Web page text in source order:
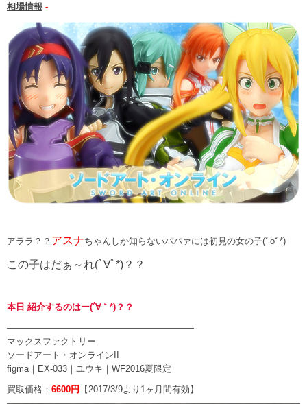
相場情報 -
アララ？？ アスナちゃんしか知らないババァには初見の女の子(ﾟoﾟ*)
この子はだぁ～れ(ﾟ∀ﾟ*)？？
本日 紹介するのはー(´∀｀*)？？
—————————————————————
マックスファクトリー
ソードアート・オンラインII
figma｜EX-033｜ユウキ｜WF2016夏限定
買取価格： 6600円 【2017/3/9より1ヶ月間有効】